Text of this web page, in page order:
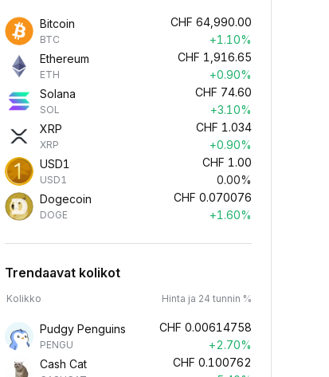
Bitcoin
BTC
CHF 64,990.00
+1.10%
Ethereum
ETH
CHF 1,916.65
+0.90%
Solana
SOL
CHF 74.60
+3.10%
XRP
XRP
CHF 1.034
+0.90%
USD1
USD1
CHF 1.00
0.00%
Dogecoin
DOGE
CHF 0.070076
+1.60%
Trendaavat kolikot
Kolikko Hinta ja 24 tunnin %
Pudgy Penguins
PENGU
CHF 0.00614758
+2.70%
Cash Cat
CHF 0.100762